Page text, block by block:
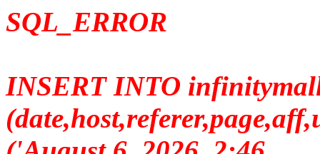
SQL_ERROR
INSERT INTO